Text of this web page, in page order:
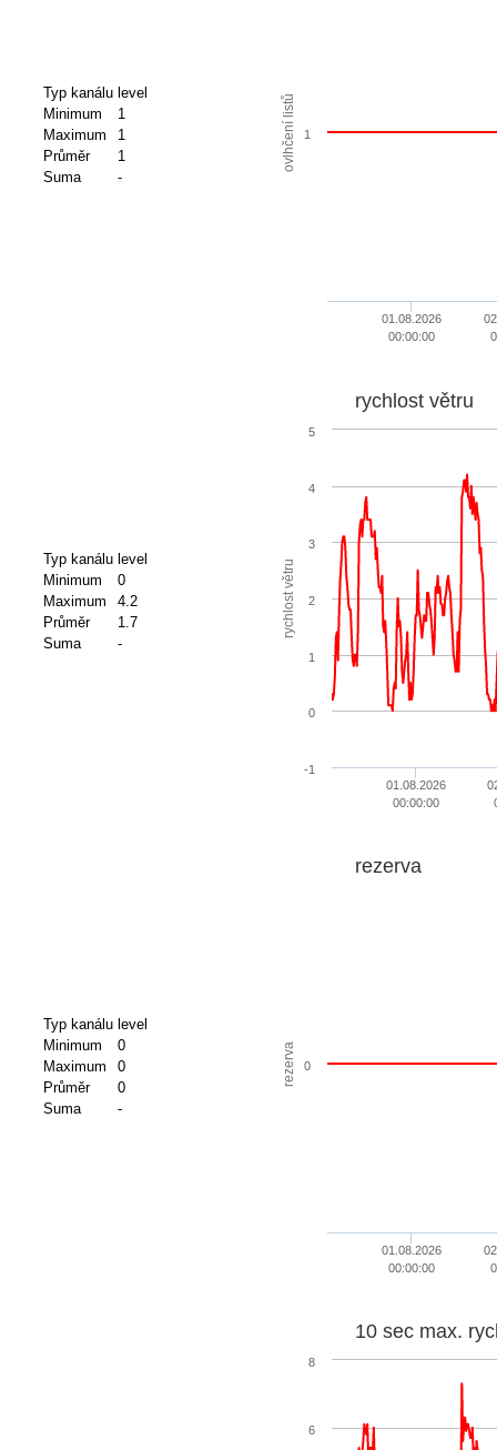
Typ kanálu level
Minimum
1
Maximum
1
Průměr
1
Suma
-
ovlhčení listů
01.08.2026
00:00:00
1
Typ kanálu level
Minimum
0
Maximum
4.2
Průměr
1.7
Suma
-
rychlost větru
rychlost větru
01.08.2026
00:00:00
-1
0
1
2
3
4
5
Typ kanálu level
Minimum
0
Maximum
0
Průměr
0
Suma
-
rezerva
rezerva
01.08.2026
00:00:00
0
10 sec max.
6
8